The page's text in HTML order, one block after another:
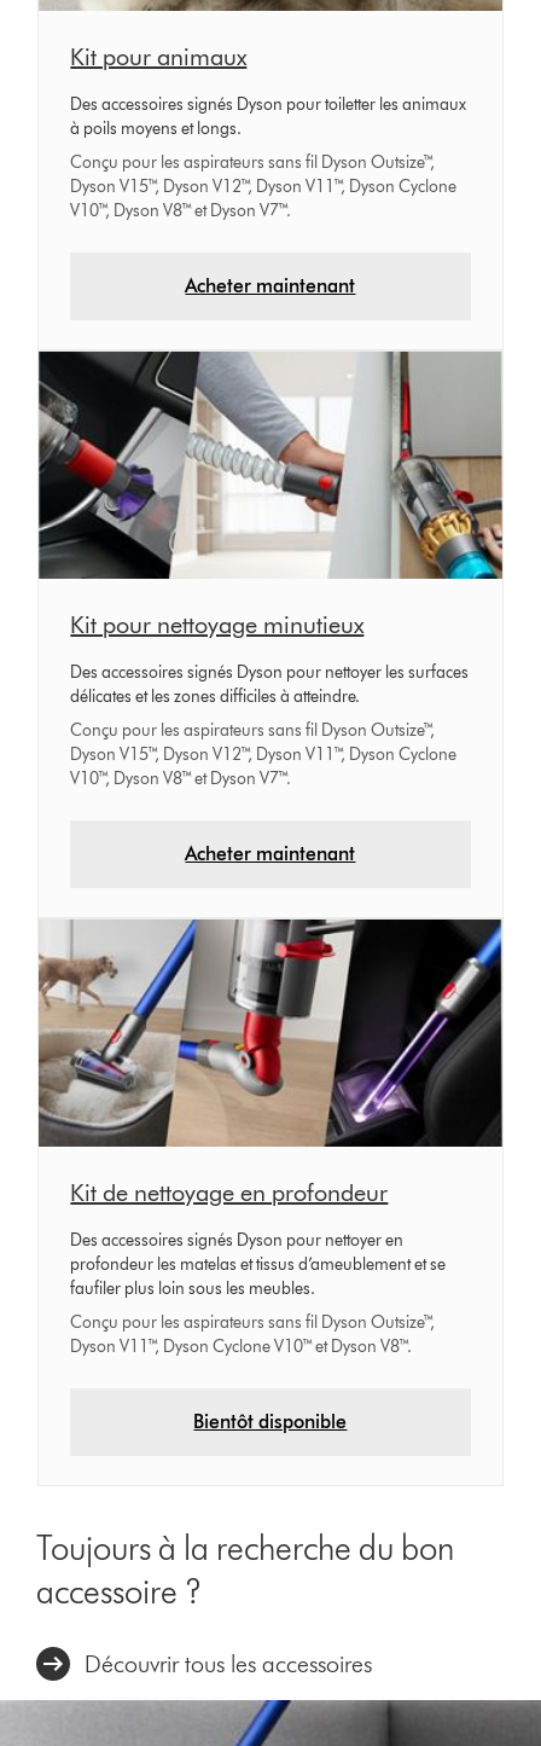
Kit pour animaux
Des accessoires signés Dyson pour toiletter les animaux
à poils moyens et longs.
Conçu pour les aspirateurs sans fil Dyson Outsize™,
Dyson V15™, Dyson V12™, Dyson V11™, Dyson Cyclone
V10™, Dyson V8™ et Dyson V7™.
Acheter maintenant
Kit pour nettoyage minutieux
Des accessoires signés Dyson pour nettoyer les surfaces
délicates et les zones difficiles à atteindre.
Conçu pour les aspirateurs sans fil Dyson Outsize™,
Dyson V15™, Dyson V12™, Dyson V11™, Dyson Cyclone
V10™, Dyson V8™ et Dyson V7™.
Acheter maintenant
Kit de nettoyage en profondeur
Des accessoires signés Dyson pour nettoyer en
profondeur les matelas et tissus d’ameublement et se
faufiler plus loin sous les meubles.
Conçu pour les aspirateurs sans fil Dyson Outsize™,
Dyson V11™, Dyson Cyclone V10™ et Dyson V8™.
Bientôt disponible
Toujours à la recherche du bon
accessoire ?
Découvrir tous les accessoires